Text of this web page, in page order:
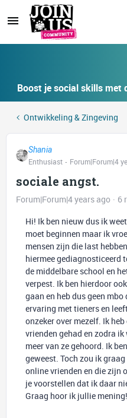
Boost je social skills met
Ontwikkeling & Zingeving
Shania
Enthusiast
Forum|Forum|4
sociale angst.
Forum|Forum|4 years ago
6
Hi! Ik ben nieuw dus ik
moet beginnen maar ik
mensen zijn die last
hiermee gediagnosticeerd
de middelbare school en
verpest. Ik ben hierdoor
gaan en heb dus geen
ervaring met tieners en
onzeker over mezelf. Ik
vrienden gehad en zodra
meer van ze gehoord. Ik
geweest. Toch zou ik
online vrienden en die zijn
je voorstellen dat ik daar
Graag hoor ik jullie